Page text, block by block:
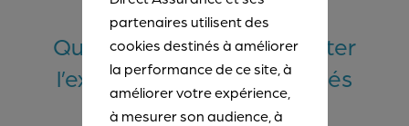
Quelles solutions pour limiter
l’exposition à ces composés
chimiques ?
partenaires utilisent des
cookies destinés à améliorer
la performance de ce site, à
améliorer votre expérience,
à mesurer son audience, à